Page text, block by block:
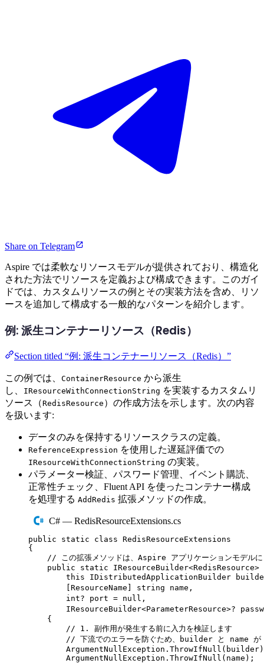
Share on Telegram
Aspire では柔軟なリソースモデルが提供されており、構造化
された方法でリソースを定義および構成できます。このガイ
ドでは、カスタムリソースの例とその実装方法を含め、リソ
ースを追加して構成する一般的なパターンを紹介します。
例: 派生コンテナーリソース（Redis）
Section titled “例: 派生コンテナーリソース（Redis）”
この例では、 ContainerResource から派生
し、
IResourceWithConnectionString を実装するカスタムリ
ソース（RedisResource ）の作成方法を示します。次の内容
を扱います:
データのみを保持するリソースクラスの定義。
ReferenceExpression を使用した遅延評価での
IResourceWithConnectionString の実装。
パラメーター検証、パスワード管理、イベント購読、
正常性チェック、Fluent API を使ったコンテナー構成
を処理する AddRedis 拡張メソッドの作成。
C# — RedisResourceExtensions.cs
public static class RedisResourceExtensions
{
// この拡張メソッドは、Aspire アプリケーションモデル
public
static IResourceBuilder<RedisResource>
this
IDistributedApplicationBuilder
[ResourceName ] string name ,
int? port = null ,
IResourceBuilder<ParameterResource>?
{
// 1. 副作用が発生する前に入力を検証します
// 下流でのエラーを防ぐため、builder と name が
ArgumentNullException . ThrowIfNull ( builder
ArgumentNullException . ThrowIfNull ( name );